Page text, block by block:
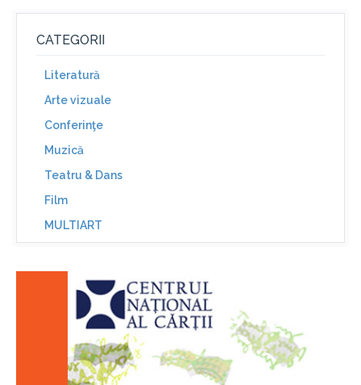
CATEGORII
Literatură
Arte vizuale
Conferinţe
Muzică
Teatru & Dans
Film
MULTIART